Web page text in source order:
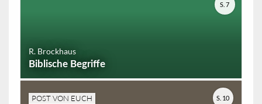
R. Brockhaus
Biblische Begriffe
S. 7
POST VON EUCH S. 10